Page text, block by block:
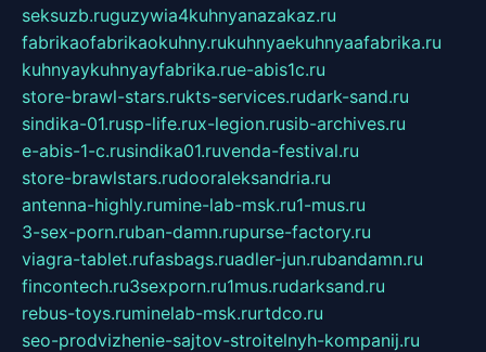
seksuzb.ruguzywia4kuhnyanazakaz.ru
fabrikaofabrikaokuhny.rukuhnyaekuhnyaafabrika.ru
kuhnyaykuhnyayfabrika.rue-abis1c.ru
store-brawl-stars.rukts-services.rudark-sand.ru
sindika-01.rusp-life.rux-legion.rusib-archives.ru
e-abis-1-c.rusindika01.ruvenda-festival.ru
store-brawlstars.rudooraleksandria.ru
antenna-highly.rumine-lab-msk.ru1-mus.ru
3-sex-porn.ruban-damn.rupurse-factory.ru
viagra-tablet.rufasbags.ruadler-jun.rubandamn.ru
fincontech.ru3sexporn.ru1mus.rudarksand.ru
rebus-toys.ruminelab-msk.rurtdco.ru
seo-prodvizhenie-sajtov-stroitelnyh-kompanij.ru